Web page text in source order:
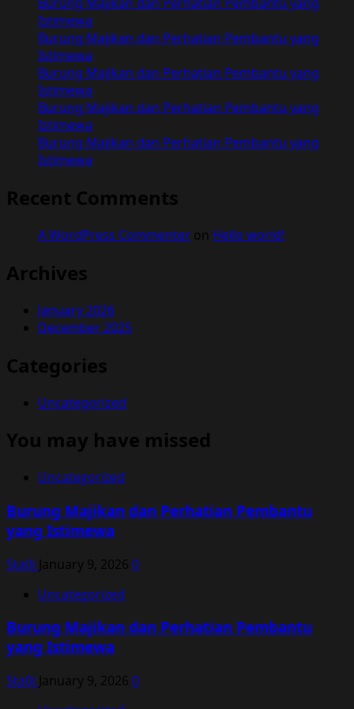
Menjadi
Pria
Dewasa
Istimewa
Burung Majikan dan Perhatian Pembantu yang
Istimewa
Burung Majikan dan Perhatian Pembantu yang
Istimewa
Burung Majikan dan Perhatian Pembantu yang
Istimewa
Burung Majikan dan Perhatian Pembantu yang
Istimewa
Recent Comments
A WordPress Commenter on Hello world!
Archives
January 2026
December 2025
Categories
Uncategorized
You may have missed
Uncategorized
Burung Majikan dan Perhatian Pembantu
yang Istimewa
5ta0j January 9, 2026 0
Uncategorized
Burung Majikan dan Perhatian Pembantu
yang Istimewa
5ta0j January 9, 2026 0